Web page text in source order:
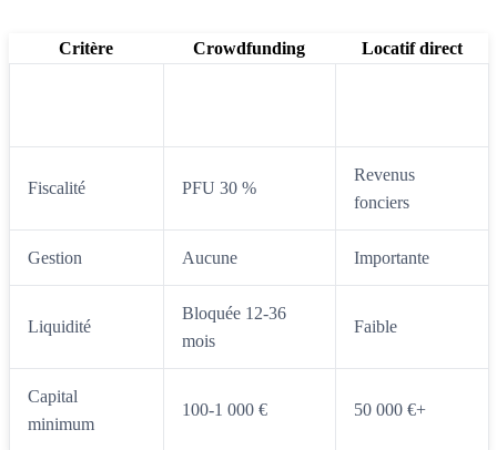
Critère Crowdfunding Locatif direct
Fiscalité PFU 30 %
Revenus
fonciers
Gestion Aucune Importante
Liquidité
Bloquée 12-36
mois
Faible
Capital
minimum
100-1 000 € 50 000 €+